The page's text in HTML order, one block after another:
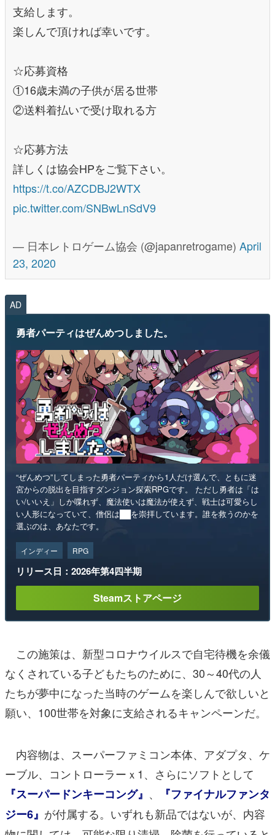
支給します。
楽しんで頂ければ幸いです。
☆応募資格
①16歳未満の子供が居る世帯
②送料着払いで受け取れる方
☆応募方法
詳しくは協会HPをご覧下さい。
https://t.co/AZCDBJ2WTX
pic.twitter.com/SNBwLnSdV9
— 日本レトロゲーム協会 (@japanretrogame) April
23, 2020
AD
勇者パーティはぜんめつしました。
“ぜんめつ”してしまった勇者パーティから1人だけ選んで、ともに迷
宮からの脱出を目指すダンジョン探索RPGです。 ただし勇者は「は
い/いいえ」しか喋れず、魔法使いは魔法が使えず、戦士は可愛らし
い人形になっていて、僧侶は██を崇拝しています。誰を救うのかを
選ぶのは、あなたです。
インディー RPG
リリース日：2026年第4四半期
Steamストアページ
この施策は、新型コロナウイルスで自宅待機を余儀
なくされている子どもたちのために、30～40代の人
たちが夢中になった当時のゲームを楽しんで欲しいと
願い、100世帯を対象に支給されるキャンペーンだ。
内容物は、スーパーファミコン本体、アダプタ、ケ
ーブル、コントローラーｘ1、さらにソフトとして
『スーパードンキーコング』 、
『ファイナルファンタ
ジー6』 が付属する。いずれも新品ではないが、内容